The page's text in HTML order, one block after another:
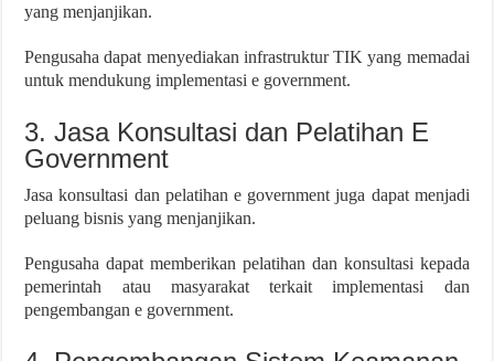
yang menjanjikan.
Pengusaha dapat menyediakan infrastruktur TIK yang memadai
untuk mendukung implementasi e government.
3. Jasa Konsultasi dan Pelatihan E
Government
Jasa konsultasi dan pelatihan e government juga dapat menjadi
peluang bisnis yang menjanjikan.
Pengusaha dapat memberikan pelatihan dan konsultasi kepada
pemerintah atau masyarakat terkait implementasi dan
pengembangan e government.